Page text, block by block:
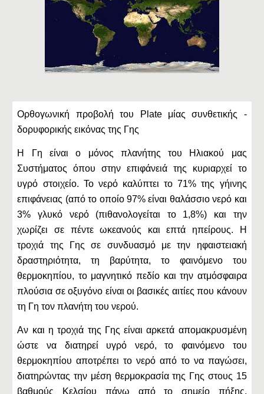
Ορθογωνική προβολή του Plate μίας συνθετικής -
δορυφορικής εικόνας της Γης
Η Γη είναι ο μόνος πλανήτης του Ηλιακού μας
Συστήματος όπου στην επιφάνειά της κυριαρχεί το
υγρό στοιχείο. Το νερό καλύπτει το 71% της γήινης
επιφάνειας (από το οποίο 97% είναι θαλάσσιο νερό και
3% γλυκό νερό (πιθανολογείται το 1,8%) και την
χωρίζει σε πέντε ωκεανούς και επτά ηπείρους. Η
τροχιά της Γης σε συνδυασμό με την ηφαιστειακή
δραστηριότητα, τη βαρύτητα, το φαινόμενο του
θερμοκηπίου, το μαγνητικό πεδίο και την ατμόσφαιρα
πλούσια σε οξυγόνο είναι οι βασικές αιτίες που κάνουν
τη Γη τον πλανήτη του νερού.
Αν και η τροχιά της Γης είναι αρκετά απομακρυσμένη
ώστε να διατηρεί υγρό νερό, το φαινόμενο του
θερμοκηπίου αποτρέπει το νερό από το να παγώσει,
διατηρώντας την μέση θερμοκρασία της Γης στους 15
βαθμούς Κελσίου πάνω από το σημείο πήξης.